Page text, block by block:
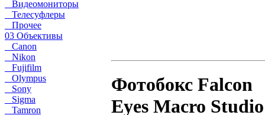
Видеомониторы
Телесуфлеры
Прочее
03 Объективы
Canon
Nikon
Fujifilm
Olympus
Sony
Sigma
Tamron
Фотобокс Falcon
Eyes Macro Studio